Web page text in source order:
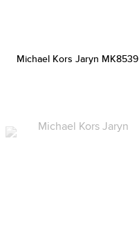
Michael Kors Jaryn MK8539